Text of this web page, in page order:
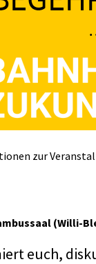
zur
(Willi-
euch,